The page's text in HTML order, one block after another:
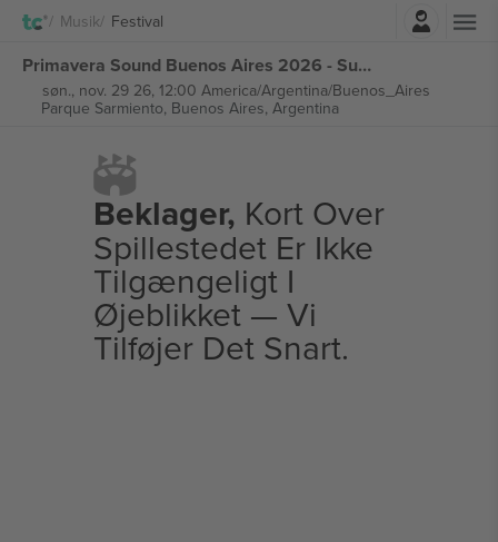
Musik Festival
Primavera Sound Buenos Aires 2026 - Sunday Ticket billetter
søn., nov. 29 26, 12:00 America/Argentina/Buenos_Aires
Parque Sarmiento, Buenos Aires, Argentina
Beklager, Kort Over
Spillestedet Er Ikke
Tilgængeligt I
Øjeblikket — Vi
Tilføjer Det Snart.